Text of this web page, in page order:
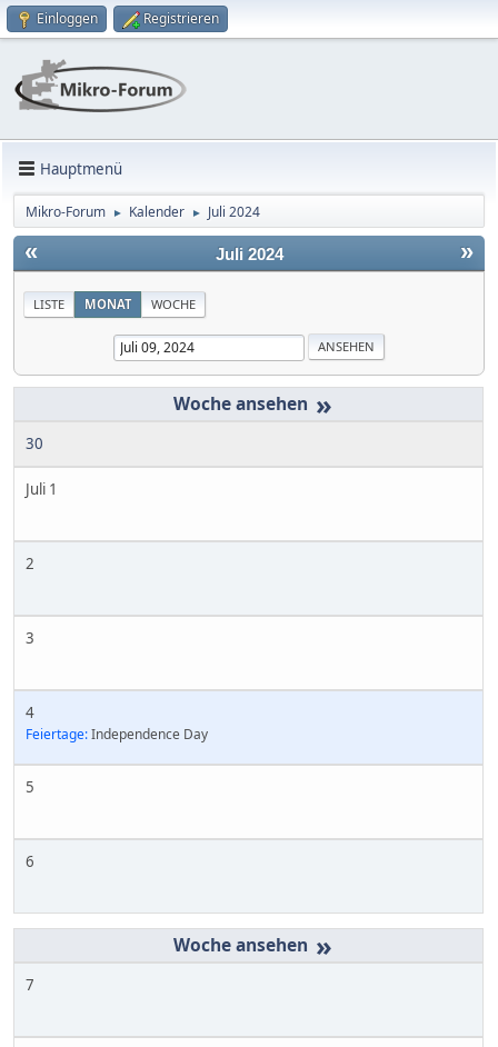
Einloggen Registrieren
Hauptmenü
Mikro-Forum ► Kalender ► Juli 2024
« »
Juli 2024
LISTE MONAT WOCHE
»
30
Juli 1
2
3
4
Feiertage:Independence Day
5
6
»
7